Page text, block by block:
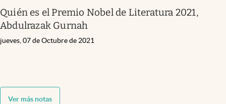
Quién es el Premio Nobel de Literatura 2021,
Abdulrazak Gurnah
jueves, 07 de Octubre de 2021
Ver más notas